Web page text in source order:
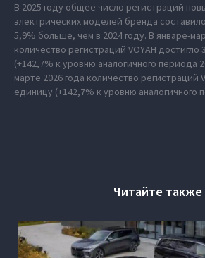
В 2025 году общее число регистраций
электрических моделей бренда
5,9% больше, чем в 2024 году. В январе-
количество регистраций VOYAH достигло
(+142,7% к уровню аналогичного периода
марте 2026 года количество регистраций
единицу (+142,7% к уровню аналогичного
Читайте также